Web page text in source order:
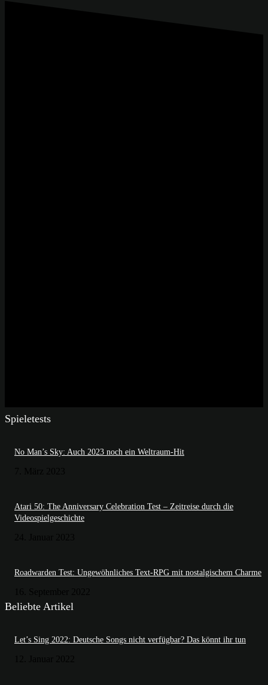
Spieletests
No Man’s Sky: Auch 2023 noch ein Weltraum-Hit
Atari 50: The Anniversary Celebration Test – Zeitreise durch die
Videospielgeschichte
Roadwarden Test: Ungewöhnliches Text-RPG mit nostalgischem Charme
Beliebte Artikel
Let’s Sing 2022: Deutsche Songs nicht verfügbar? Das könnt ihr tun